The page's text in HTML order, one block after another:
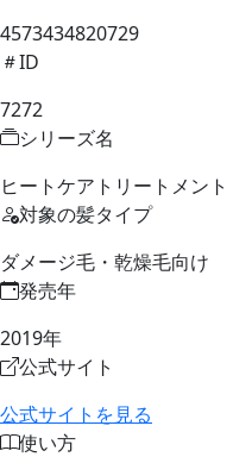
4573434820729
ID
7272
シリーズ名
ヒートケアトリートメント
対象の髪タイプ
ダメージ毛・乾燥毛向け
発売年
2019年
公式サイト
公式サイトを見る
使い方